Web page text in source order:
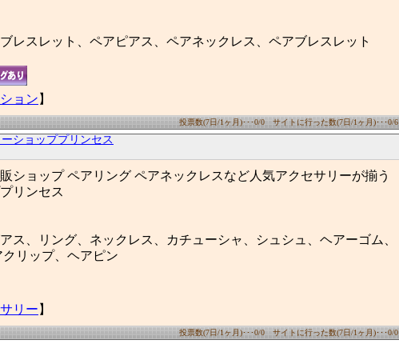
レスレット、ペアピアス、ペアネックレス、ペアブレスレット
ョン 】
投票数(7日/1ヶ月)･･･0/0 サイトに行った数(7日/1ヶ月)･･･0/6
ショッププリンセス
ショップ ペアリング ペアネックレスなど人気アクセサリーが揃う
リンセス
ス、リング、ネックレス、カチューシャ、シュシュ、ヘアーゴム、
リップ、ヘアピン
リー 】
投票数(7日/1ヶ月)･･･0/0 サイトに行った数(7日/1ヶ月)･･･0/0